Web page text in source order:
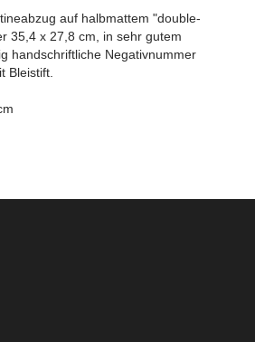
auf halbmattem "double-
35,4 x 27,8 cm, in sehr gutem
handschriftliche Negativnummer
Bleistift.